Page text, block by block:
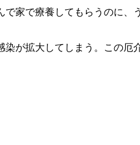
家で療養してもらうのに
が拡大してしまう。この厄